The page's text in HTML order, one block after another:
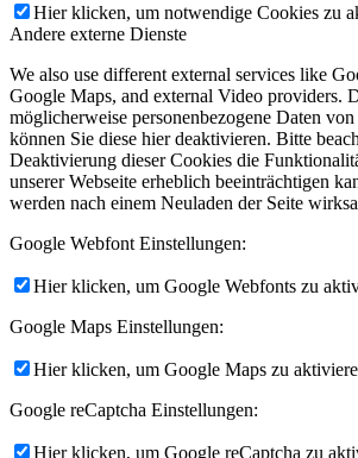
Hier klicken, um notwendige Cookies zu
Andere externe Dienste
We also use different external services like
Google Maps, and external Video providers.
möglicherweise personenbezogene Daten
können Sie diese hier deaktivieren. Bitte
Deaktivierung dieser Cookies die
unserer Webseite erheblich beeinträchtigen
werden nach einem Neuladen der Seite
Google Webfont Einstellungen:
Hier klicken, um Google Webfonts zu
Google Maps Einstellungen:
Hier klicken, um Google Maps zu
Google reCaptcha Einstellungen:
Hier klicken, um Google reCaptcha zu